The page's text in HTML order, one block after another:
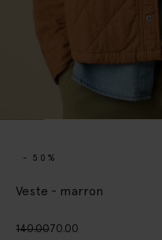
- 50%
Veste - marron
140.0070.00